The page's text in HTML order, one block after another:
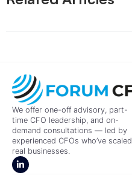
We offer one-off advisory, part-
time CFO leadership, and on-
demand consultations — led by
experienced CFOs who’ve scaled
real businesses.